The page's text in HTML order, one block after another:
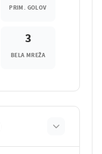
PRIM. GOLOV
3
BELA MREŽA